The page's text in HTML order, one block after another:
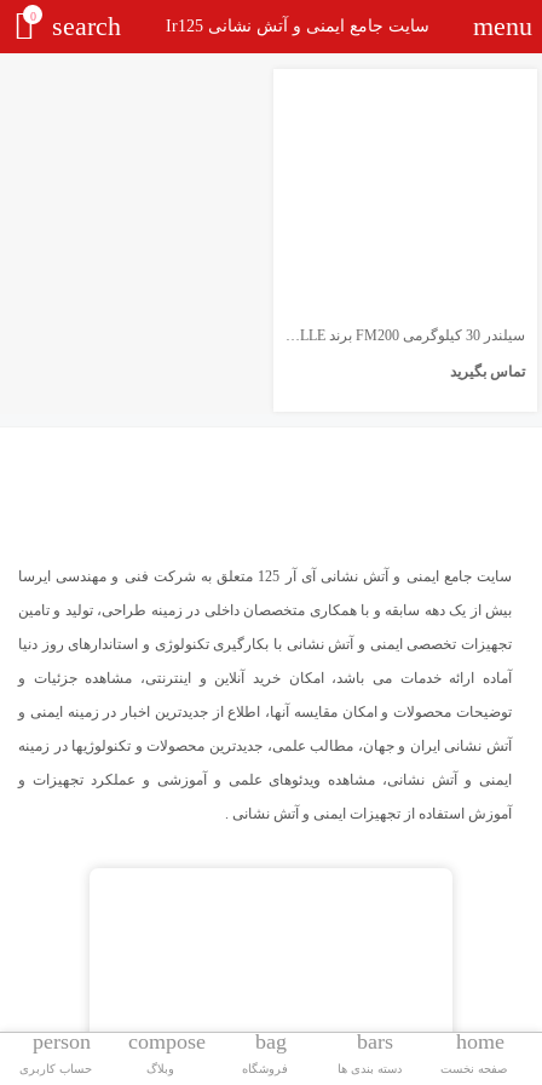
menu سایت جامع ایمنی و آتش نشانی Ir125 search
0
home
صفحه نخست
bars
دسته بندی ها
bag
فروشگاه
compose
وبلاگ
person
حساب کاربری
سیلندر 30 کیلوگرمی FM200 برند GIELLE
تماس بگیرید
سایت جامع ایمنی و آتش نشانی آی آر 125 متعلق به شرکت فنی و مهندسی ایرسا
بیش از یک دهه سابقه و با همکاری متخصصان داخلی در زمینه طراحی، تولید و تامین
تجهیزات تخصصی ایمنی و آتش نشانی با بکارگیری تکنولوژی و استاندارهای روز دنیا
آماده ارائه خدمات می باشد، امکان خرید آنلاین و اینترنتی، مشاهده جزئیات و
توضیحات محصولات و امکان مقایسه آنها، اطلاع از جدیدترین اخبار در زمینه ایمنی و
آتش نشانی ایران و جهان، مطالب علمی، جدیدترین محصولات و تکنولوژیها در زمینه
ایمنی و آتش نشانی، مشاهده ویدئوهای علمی و آموزشی و عملکرد تجهیزات و
آموزش استفاده از تجهیزات ایمنی و آتش نشانی .